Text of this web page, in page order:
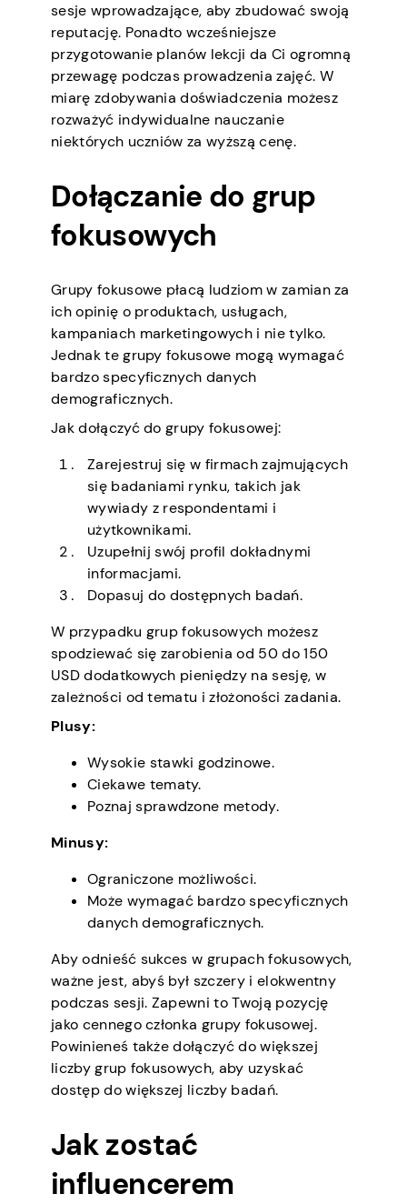
sesje wprowadzające, aby zbudować swoją
reputację. Ponadto wcześniejsze
przygotowanie planów lekcji da Ci ogromną
przewagę podczas prowadzenia zajęć. W
miarę zdobywania doświadczenia możesz
rozważyć indywidualne nauczanie
niektórych uczniów za wyższą cenę.
Dołączanie do grup
fokusowych
Grupy fokusowe płacą ludziom w zamian za
ich opinię o produktach, usługach,
kampaniach marketingowych i nie tylko.
Jednak te grupy fokusowe mogą wymagać
bardzo specyficznych danych
demograficznych.
Jak dołączyć do grupy fokusowej:
Zarejestruj się w firmach zajmujących
się badaniami rynku, takich jak
wywiady z respondentami i
użytkownikami.
Uzupełnij swój profil dokładnymi
informacjami.
Dopasuj do dostępnych badań.
W przypadku grup fokusowych możesz
spodziewać się zarobienia od 50 do 150
USD dodatkowych pieniędzy na sesję, w
zależności od tematu i złożoności zadania.
Plusy:
Wysokie stawki godzinowe.
Ciekawe tematy.
Poznaj sprawdzone metody.
Minusy:
Ograniczone możliwości.
Może wymagać bardzo specyficznych
danych demograficznych.
Aby odnieść sukces w grupach fokusowych,
ważne jest, abyś był szczery i elokwentny
podczas sesji. Zapewni to Twoją pozycję
jako cennego członka grupy fokusowej.
Powinieneś także dołączyć do większej
liczby grup fokusowych, aby uzyskać
dostęp do większej liczby badań.
Jak zostać
influencerem